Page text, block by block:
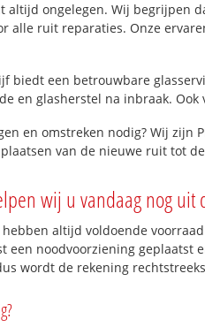
altijd ongelegen. Wij begrijpen
alle ruit reparaties. Onze
biedt een betrouwbare
en glasherstel na inbraak.
en omstreken nodig? Wij
van de nieuwe ruit tot
wij u vandaag nog uit
hebben altijd voldoende
een noodvoorziening geplaatst
wordt de rekening